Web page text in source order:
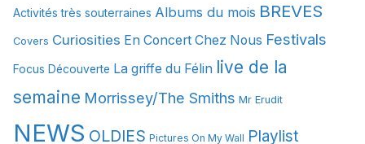
v
e
Activités très souterraines Albums du mois BREVES
Covers Curiosities En Concert Chez Nous Festivals
Focus Découverte La griffe du Félin live de la
semaine Morrissey/The Smiths Mr Erudit
NEWS OLDIES Pictures On My Wall Playlist